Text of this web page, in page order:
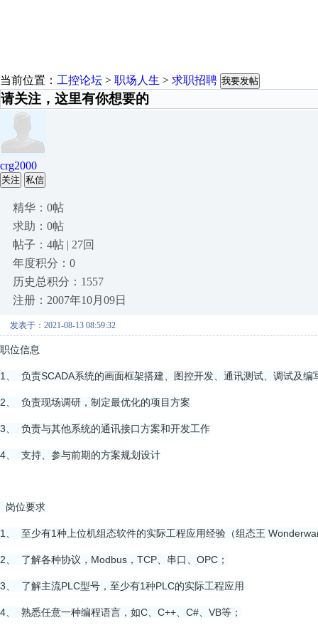
当前位置： 工控论坛 > 职场人生 > 求职招聘 我要发帖
请关注，这里有你想要的
crg2000
关注 私信
精华：0帖
求助：0帖
帖子：4帖 | 27回
年度积分：0
历史总积分：1557
注册：2007年10月09日
发表于：2021-08-13 08:59:32
职位信息
1、 负责SCADA系统的画面框架搭建、图控开发、通讯测试、调试及编
2、 负责现场调研，制定最优化的项目方案
3、 负责与其他系统的通讯接口方案和开发工作
4、 支持、参与前期的方案规划设计
岗位要求
1、 至少有1种上位机组态软件的实际工程应用经验（组态王
2、 了解各种协议，Modbus，TCP、串口、OPC；
3、 了解主流PLC型号，至少有1种PLC的实际工程应用
4、 熟悉任意一种编程语言，如C、C++、C#、VB等；